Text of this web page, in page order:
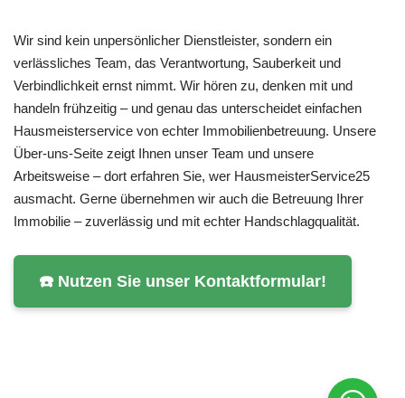
Wir sind kein unpersönlicher Dienstleister, sondern ein
verlässliches Team, das Verantwortung, Sauberkeit und
Verbindlichkeit ernst nimmt. Wir hören zu, denken mit und
handeln frühzeitig – und genau das unterscheidet einfachen
Hausmeisterservice von echter Immobilienbetreuung. Unsere
Über-uns-Seite zeigt Ihnen unser Team und unsere
Arbeitsweise – dort erfahren Sie, wer HausmeisterService25
ausmacht. Gerne übernehmen wir auch die Betreuung Ihrer
Immobilie – zuverlässig und mit echter Handschlagqualität.
☎️ Nutzen Sie unser Kontaktformular!